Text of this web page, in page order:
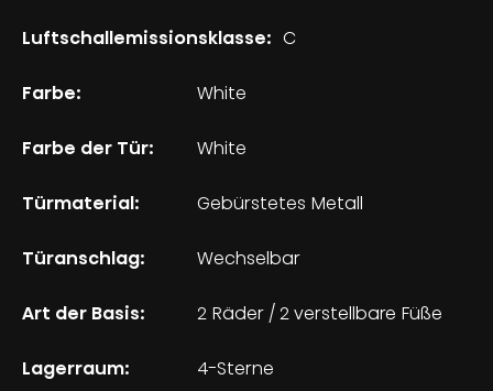
Luftschallemissionsklasse: C
Farbe: White
Farbe der Tür: White
Türmaterial: Gebürstetes Metall
Türanschlag: Wechselbar
Art der Basis: 2 Räder / 2 verstellbare Füße
Lagerraum: 4-Sterne